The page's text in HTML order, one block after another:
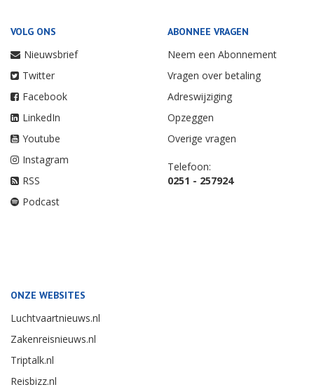
VOLG ONS
Nieuwsbrief
Twitter
Facebook
LinkedIn
Youtube
Instagram
RSS
Podcast
ABONNEE VRAGEN
Neem een Abonnement
Vragen over betaling
Adreswijziging
Opzeggen
Overige vragen
Telefoon:
0251 - 257924
ONZE WEBSITES
Luchtvaartnieuws.nl
Zakenreisnieuws.nl
Triptalk.nl
Reisbizz.nl